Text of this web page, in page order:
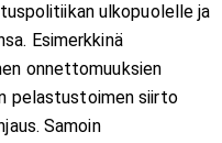
ulkopuolelle ja
Esimerkkinä
onnettomuuksien
pelastustoimen siirto
Samoin